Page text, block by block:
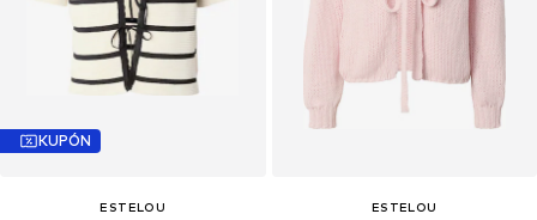
KUPÓN
ESTELOU ESTELOU